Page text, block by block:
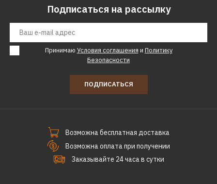
Подписаться на рассылку
Принимаю Условия соглашения и Политику
Безопасности
ПОДПИСАТЬСЯ
Возможна бесплатная доставка
Возможна оплата при получении
Заказывайте 24 часа в сутки